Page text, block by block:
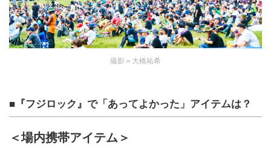
撮影＝大橋祐希
■『フジロック』で「あってよかった」アイテムは？
＜場内携帯アイテム＞